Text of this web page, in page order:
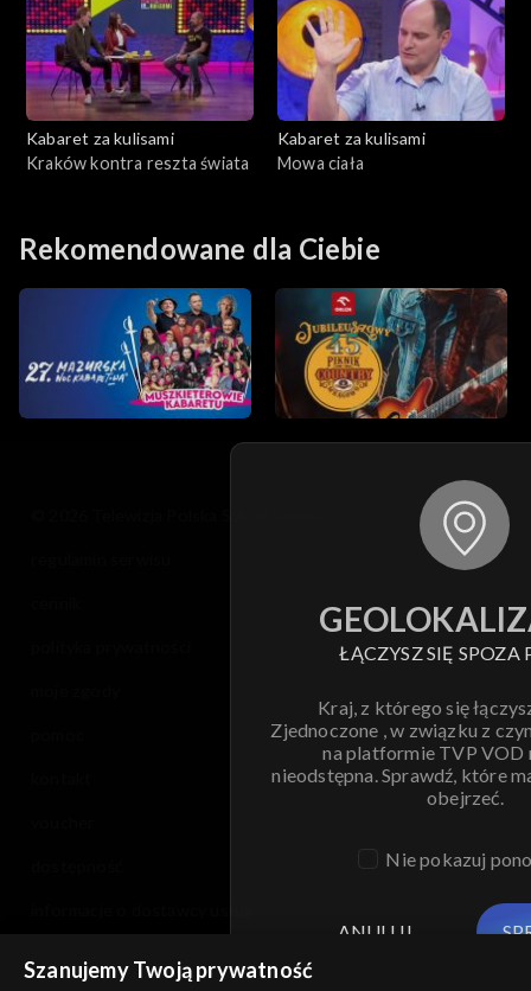
Kabaret za kulisami
Kraków kontra reszta świata
Kabaret za kulisami
Mowa ciała
Rekomendowane dla Ciebie
ŁĄCZYSZ SIĘ SPOZA
Kraj, z którego się
Zjednoczone , w związku z
na platformie TVP VOD
nieodstępna. Sprawdź, które
obejrzeć.
Nie pokazuj
ANULUJ
Szanujemy Twoją prywatność